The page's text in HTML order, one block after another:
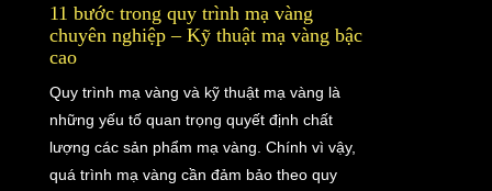
11 bước trong quy trình mạ vàng
chuyên nghiệp – Kỹ thuật mạ vàng bậc
cao
Quy trình mạ vàng và kỹ thuật mạ vàng là
những yếu tố quan trọng quyết định chất
lượng các sản phẩm mạ vàng. Chính vì vậy,
quá trình mạ vàng cần đảm bảo theo quy